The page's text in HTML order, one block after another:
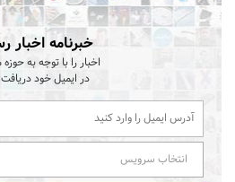
خبرنامه اخبار
اخبار را با توجه به
در ایمیل خود
انتخاب سرویس